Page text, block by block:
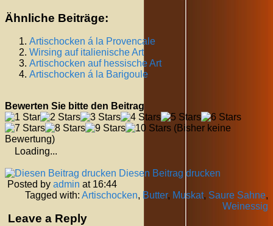
Ähnliche Beiträge:
Artischocken á la Provencale
Wirsing auf italienische Art
Artischocken auf hessische Art
Artischocken á la Barigoule
Bewerten Sie bitte den Beitrag
(Bisher keine
Bewertung)
Loading...
Diesen Beitrag drucken
Posted by admin at 16:44
Tagged with: Artischocken, Butter, Muskat, Saure Sahne,
Weinessig
Leave a Reply